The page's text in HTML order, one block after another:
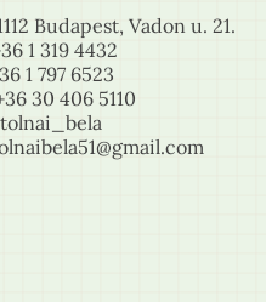
Budapest, Vadon u. 21.
1 319 4432
1 797 6523
30 406 5110